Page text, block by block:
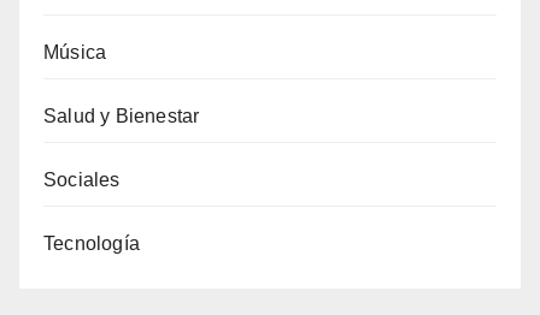
Música
Salud y Bienestar
Sociales
Tecnología